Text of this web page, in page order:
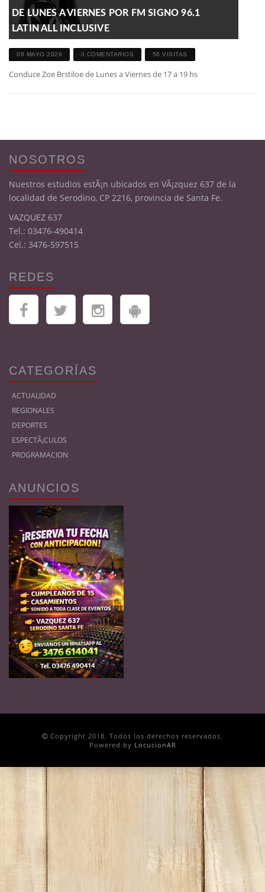
DE LUNES A VIERNES POR FM SIGNO 96.1
LATIN ALL INCLUSIVE
08 MAYO 2026 0 COMENTARIOS 56 VISITAS
Conduce Zoe Brstiloe de Lunes a Viernes de 17 a 19 hs
NOSOTROS
Nuestros estudios estÃ¡n ubicados en VÃ¡zquez 637 de la
localidad de Serodino, CP 2216, provincia de Santa Fe.
VAZQUEZ 637
Tel.: 03476-490414
Cel.: 3476-597515
REDES
CATEGORÍAS
ACTUALIDAD
REGIONALES
DEPORTES
ESPECTÃ¡CULOS
PROGRAMACION
ANUNCIOS
Copyright 2018. Todos los derechos reservados.
Powered by LocucionAR